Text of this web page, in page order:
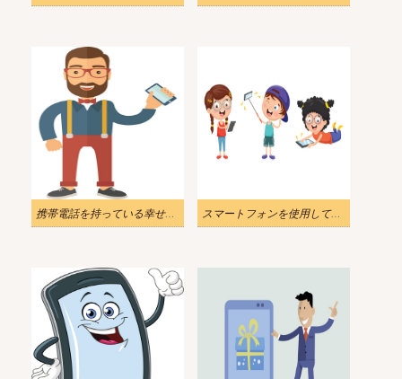
携帯電話を持っている幸せな男のイラスト スマートフォンを使用している子供たちのイラスト